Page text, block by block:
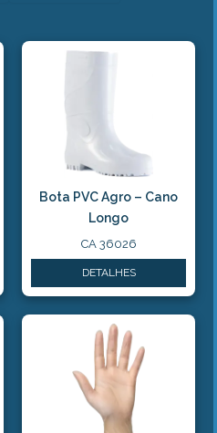
Bota PVC Agro – Cano
Longo
CA 36026
DETALHES